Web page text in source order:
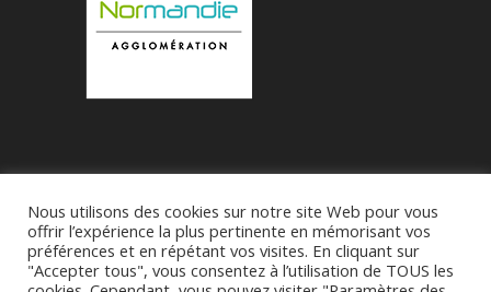
Accueil Municipalité
Le Village de Bueil
Associations
Nous utilisons des cookies sur notre site Web pour vous
offrir l’expérience la plus pertinente en mémorisant vos
préférences et en répétant vos visites. En cliquant sur
"Accepter tous", vous consentez à l’utilisation de TOUS les